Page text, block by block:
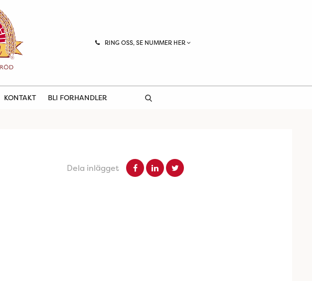
RING OSS, SE NUMMER HER
KONTAKT BLI FORHANDLER
Dela inlägget